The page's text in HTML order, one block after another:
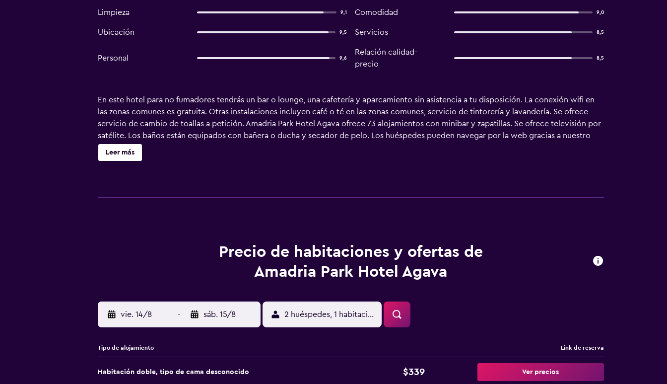
Limpieza 9,1 Comodidad 9,0
Ubicación 9,5 Servicios 8,5
Personal 9,6
Relación calidad-
precio
8,5
En este hotel para no fumadores tendrás un bar o lounge, una cafetería y aparcamiento sin asistencia a tu disposición. La conexión wifi en
las zonas comunes es gratuita. Otras instalaciones incluyen café o té en las zonas comunes, servicio de tintorería y lavandería. Se ofrece
servicio de cambio de toallas a petición. Amadria Park Hotel Agava ofrece 73 alojamientos con minibar y zapatillas. Se ofrece televisión por
satélite. Los baños están equipados con bañera o ducha y secador de pelo. Los huéspedes pueden navegar por la web gracias a nuestro
acceso a Internet wifi gratis (velocidad: 250 Mbps o más (de 3 a 5 personas, o hasta 10 dispositivos)). Es posible solicitar cambio de toallas y
cambio de sábanas. Se ofrece servicio de limpieza todos los días. Se pueden practicar las actividades de ocio y esparcimiento que se
Leer más
Precio de habitaciones y ofertas de
Amadria Park Hotel Agava
vie. 14/8 - sáb. 15/8 2 huéspedes, 1 habitación
Tipo de alojamiento Link de reserva
Habitación doble, tipo de cama desconocido $339 Ver precios